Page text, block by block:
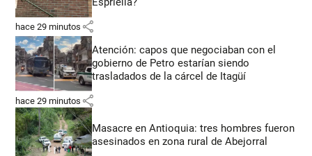
hace 29 minutos share
Atención: capos que negociaban con el
gobierno de Petro estarían siendo
trasladados de la cárcel de Itagüí
hace 29 minutos share
Masacre en Antioquia: tres hombres fueron
asesinados en zona rural de Abejorral